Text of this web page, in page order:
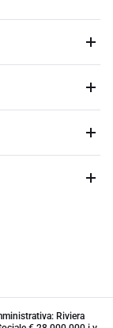
Riviera